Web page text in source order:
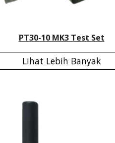
PT30-10 MK3 Test Set
Lihat Lebih Banyak